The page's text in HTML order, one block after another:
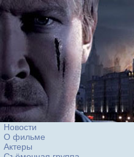
Новости
О фильме
Актеры